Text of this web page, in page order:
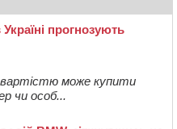
прогнозують
вартістю може купити
чи особ...